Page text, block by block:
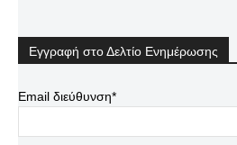
Εγγραφή στο Δελτίο Ενημέρωσης
Email διεύθυνση*